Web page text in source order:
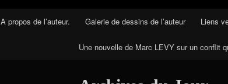
A propos de l’auteur. Galerie de dessins de l’auteur Liens
Une nouvelle de Marc LEVY sur un conflit